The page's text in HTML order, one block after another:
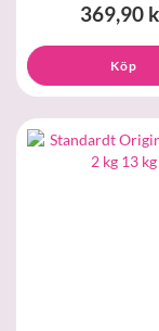
369,90
Köp